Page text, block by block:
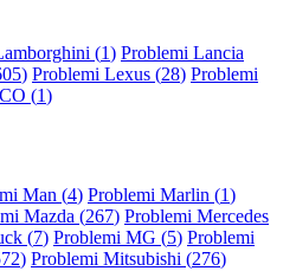
(1) Problemi Lancia
) Problemi Lexus (28) Problemi
(1)
Man (4) Problemi Marlin (1)
Mazda (267) Problemi Mercedes
(7) Problemi MG (5) Problemi
) Problemi Mitsubishi (276)